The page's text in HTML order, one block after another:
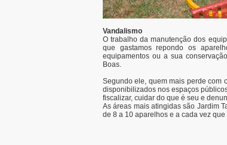
Vandalismo
O trabalho da manutenção dos
que gastamos repondo os
equipamentos ou a sua
Boas.
Segundo ele, quem mais perde com
disponibilizados nos espaços
fiscalizar, cuidar do que é seu e
As áreas mais atingidas são Jardim
de 8 a 10 aparelhos e a cada vez